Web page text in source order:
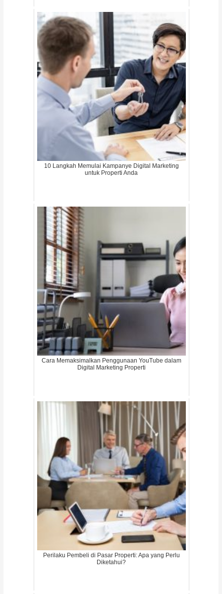
10 Langkah Memulai Kampanye Digital Marketing
untuk Properti Anda
Cara Memaksimalkan Penggunaan YouTube dalam
Digital Marketing Properti
Perilaku Pembeli di Pasar Properti: Apa yang Perlu
Diketahui?